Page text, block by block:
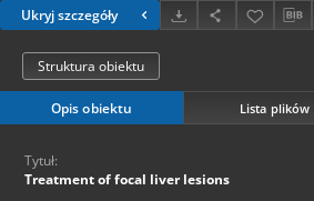
Ukryj szczegóły
Struktura obiektu
Opis obiektu Lista plików
Tytuł:
Treatment of focal liver lesions